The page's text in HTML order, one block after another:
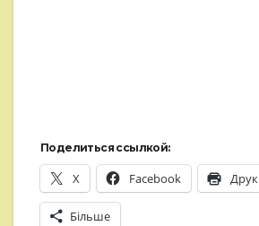
Поделиться ссылкой:
X Facebook Друк
Більше